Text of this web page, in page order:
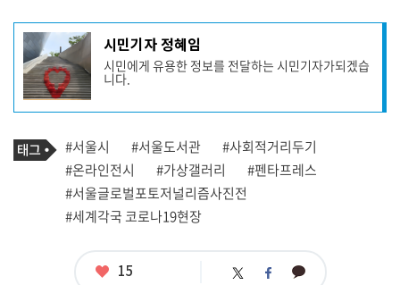
기
사
작
성
자
프
필
시민기자 정혜임
시민에게 유용한 정보를 전달하는 시민기자가되겠습
니다.
기
사
관
련
태
그
태
그
#서울시 #서울도서관
#사회적거리두기
#온라인전시
#가상갤러리
#펜타프레스
#서울글로벌포토저널리즘사진전
#세계각국 코로나19현장
좋
15 트 페 카